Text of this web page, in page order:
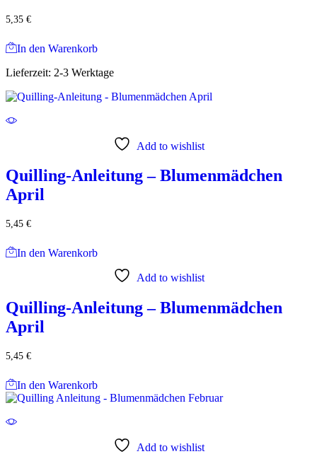
5,35 €
In den Warenkorb
Lieferzeit: 2-3 Werktage
Add to wishlist
Quilling-Anleitung – Blumenmädchen
April
5,45 €
In den Warenkorb
Add to wishlist
Quilling-Anleitung – Blumenmädchen
April
5,45 €
In den Warenkorb
Add to wishlist